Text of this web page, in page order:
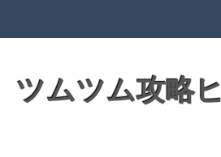
ツムツム攻略